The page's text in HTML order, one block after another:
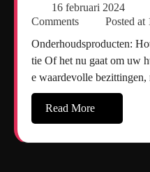
16 februari 2024
Comments
Posted at
Onderhoudsproducten: Houd uw bezittingen in topcondi
tie Of het nu gaat om uw
e waardevolle
Read More